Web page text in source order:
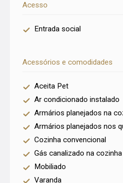
Acesso
Entrada social
Acessórios e comodidades
Aceita Pet
Ar condicionado instalado
Armários planejados na
Armários planejados nos
Cozinha convencional
Gás canalizado na cozinha
Mobiliado
Varanda